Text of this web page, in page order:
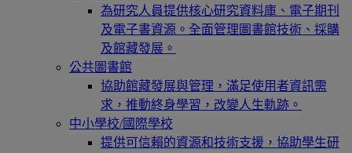
為研究人員提供核心研究資料庫、電子期刊
及電子書資源。全面管理圖書館技術、採購
及館藏發展。
公共圖書館
協助館藏發展與管理，滿足使用者資訊需
求，推動終身學習，改變人生軌跡。
中小學校/國際學校
提供可信賴的資源和技術支援，協助學生研